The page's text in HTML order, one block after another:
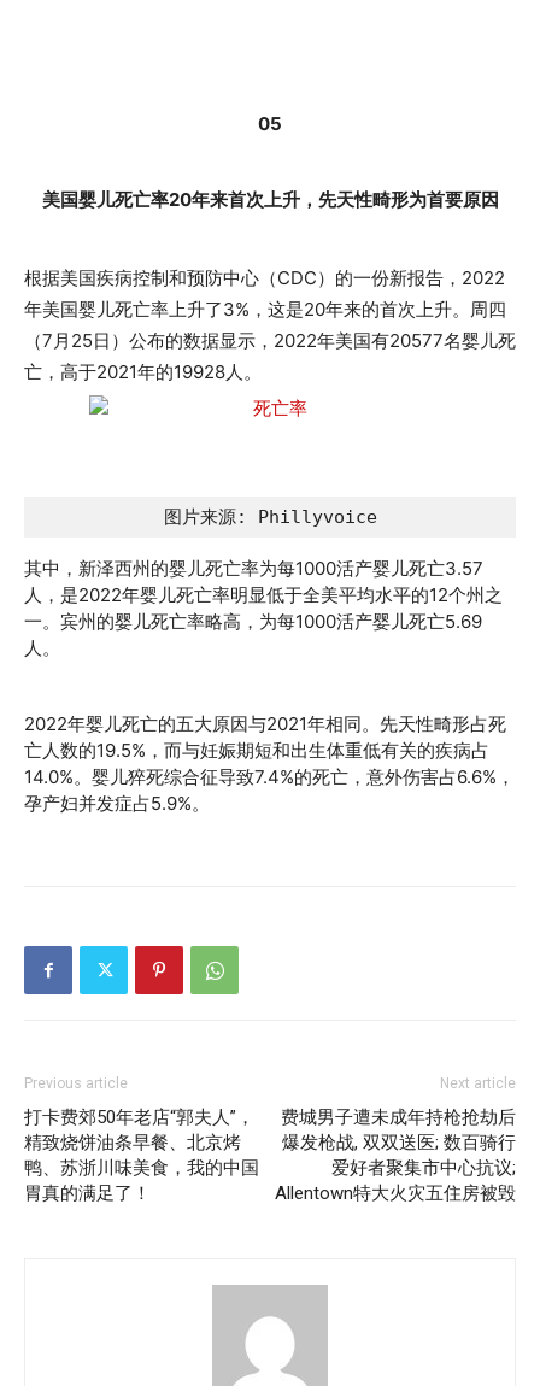
05
美国婴儿死亡率20年来首次上升，先天性畸形为首要原因
根据美国疾病控制和预防中心（CDC）的一份新报告，2022
年美国婴儿死亡率上升了3%，这是20年来的首次上升。周四
（7月25日）公布的数据显示，2022年美国有20577名婴儿死
亡，高于2021年的19928人。
图片来源: Phillyvoice
其中，新泽西州的婴儿死亡率为每1000活产婴儿死亡3.57
人，是2022年婴儿死亡率明显低于全美平均水平的12个州之
一。宾州的婴儿死亡率略高，为每1000活产婴儿死亡5.69
人。
2022年婴儿死亡的五大原因与2021年相同。先天性畸形占死
亡人数的19.5%，而与妊娠期短和出生体重低有关的疾病占
14.0%。婴儿猝死综合征导致7.4%的死亡，意外伤害占6.6%，
孕产妇并发症占5.9%。
Previous article
打卡费郊50年老店“郭夫人”，
精致烧饼油条早餐、北京烤
鸭、苏浙川味美食，我的中国
胃真的满足了！
Next article
费城男子遭未成年持枪抢劫后
爆发枪战, 双双送医; 数百骑行
爱好者聚集市中心抗议;
Allentown特大火灾五住房被毁